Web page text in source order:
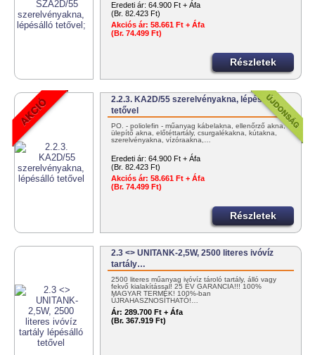
Eredeti ár: 64.900 Ft + Áfa
(Br. 82.423 Ft)
Akciós ár: 58.661 Ft + Áfa
(Br. 74.499 Ft)
Részletek
2.2.3. KA2D/55 szerelvényakna, lépésálló
tetővel
PO. - poliolefin - műanyag kábelakna, ellenőrző akna,
ülepítő akna, előtéttartály, csurgalékakna, kútakna,
szerelvényakna, vízóraakna,…
Eredeti ár: 64.900 Ft + Áfa
(Br. 82.423 Ft)
Akciós ár: 58.661 Ft + Áfa
(Br. 74.499 Ft)
Részletek
2.3 <> UNITANK-2,5W, 2500 literes ivóvíz
tartály…
2500 literes műanyag ivóvíz tároló tartály, álló vagy
fekvő kialakítással! 25 ÉV GARANCIA!!! 100%
MAGYAR TERMÉK! 100%-ban
ÚJRAHASZNOSÍTHATÓ!…
Ár: 289.700 Ft + Áfa
(Br. 367.919 Ft)